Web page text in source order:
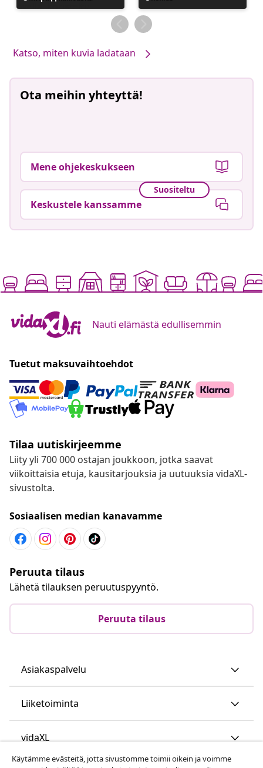
Katso, miten kuvia ladataan
Ota meihin yhteyttä!
Mene ohjekeskukseen
Suositeltu
Keskustele kanssamme
Nauti elämästä edullisemmin
Tuetut maksuvaihtoehdot
Tilaa uutiskirjeemme
Liity yli 700 000 ostajan joukkoon, jotka saavat
viikoittaisia etuja, kausitarjouksia ja uutuuksia vidaXL-
sivustolta.
Sosiaalisen median kanavamme
Peruuta tilaus
Lähetä tilauksen peruutuspyyntö.
Peruuta tilaus
Asiakaspalvelu
Liiketoiminta
vidaXL
Käytämme evästeitä, jotta sivustomme toimii oikein ja voimme